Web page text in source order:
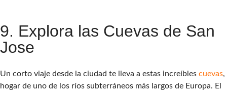
9. Explora las Cuevas de San
Jose
Un corto viaje desde la ciudad te lleva a estas increíbles cuevas,
hogar de uno de los ríos subterráneos más largos de Europa. El